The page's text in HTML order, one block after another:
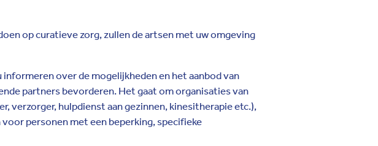
op curatieve zorg, zullen de artsen met uw omgeving
over de mogelijkheden en het aanbod van
partners bevorderen. Het gaat om organisaties van
verzorger, hulpdienst aan gezinnen, kinesitherapie etc.),
personen met een beperking, specifieke